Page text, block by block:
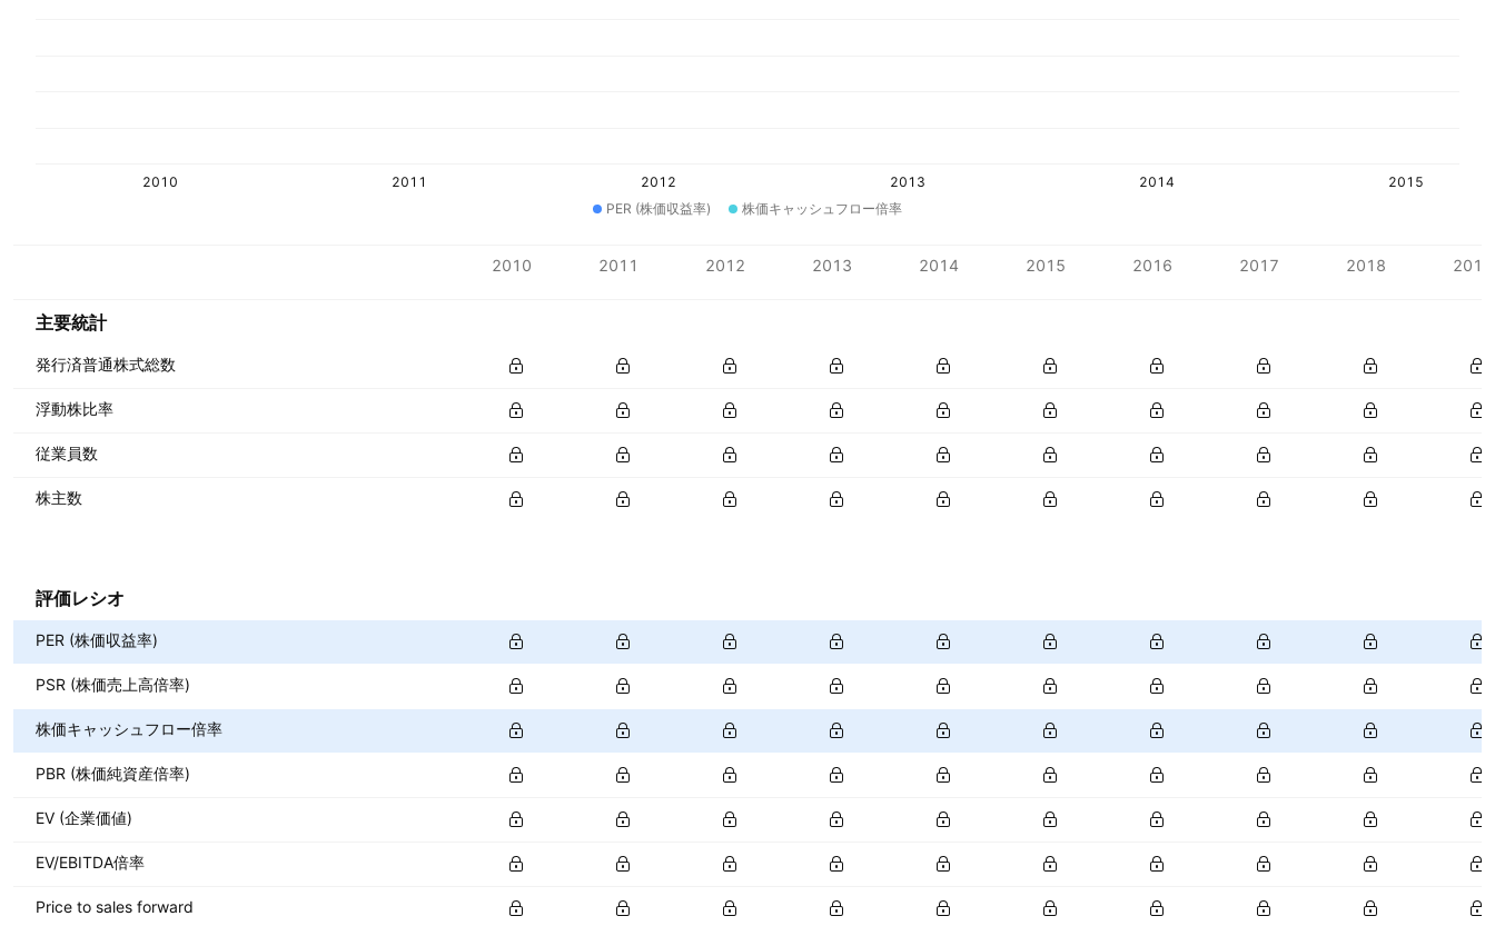
2010 2011 2012 2013 2014
2015
PER (株価収益率)
株価キャッシュフロー倍率
2010 2011 2012 2013 2014 2015 2016 2017 2018 2019
主要統計
発行済普通株式総数
浮動株比率
従業員数
株主数
評価レシオ
PER (株価収益率)
PSR (株価売上高倍率)
株価キャッシュフロー倍率
PBR (株価純資産倍率)
EV (企業価値)
EV/EBITDA倍率
Price to sales forward